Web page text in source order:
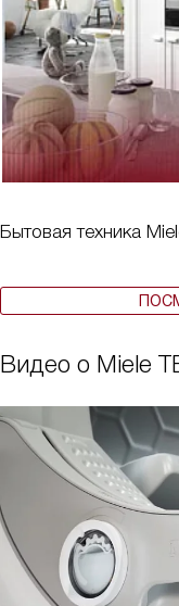
Бытовая техника
Видео о Miele